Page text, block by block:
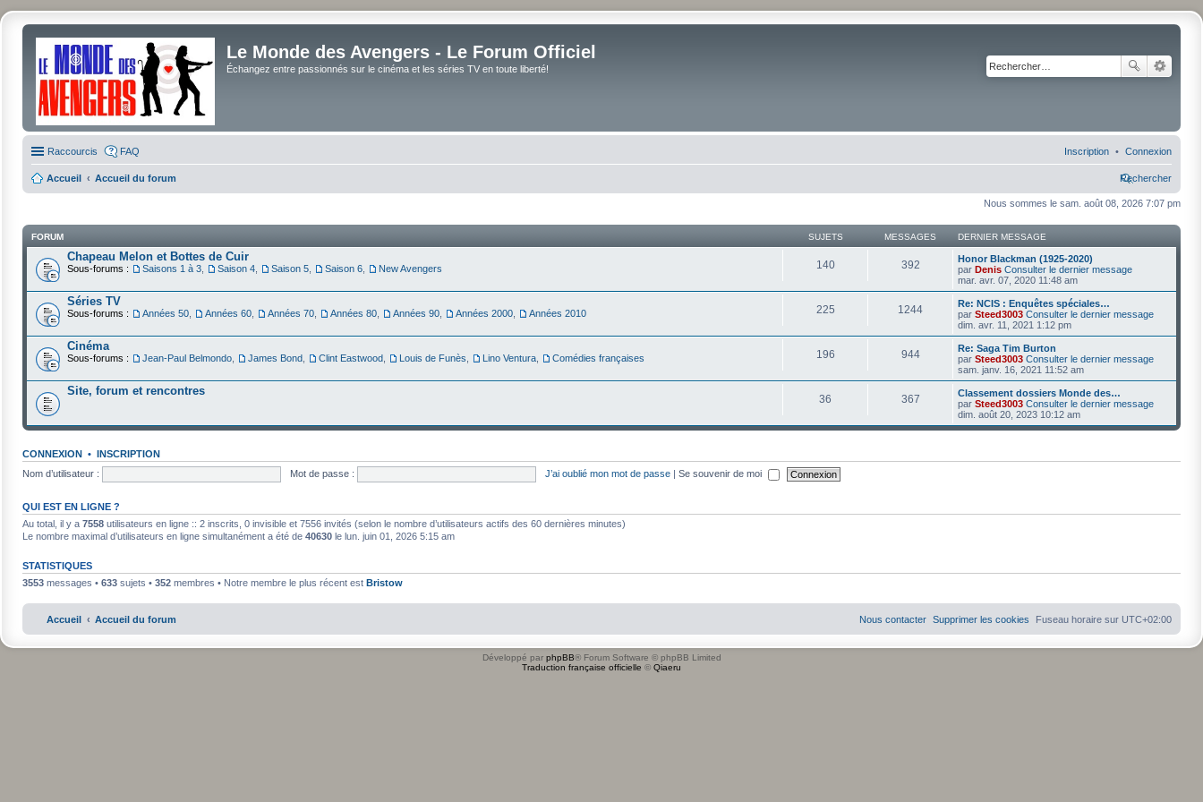
Le Monde des Avengers - Le Forum Officiel
Échangez entre passionnés sur le cinéma et les séries TV en toute liberté!
Raccourcis FAQ Connexion
Inscription
Accueil Accueil du forum Rechercher
Nous sommes le sam. août 08, 2026 7:07 pm
FORUM SUJETS MESSAGES DERNIER MESSAGE
Chapeau Melon et Bottes de Cuir
Sous-forums : Saisons 1 à 3 Saison 4 Saison 5 Saison 6 New Avengers 140 392
Honor Blackman (1925-2020)
par Denis Consulter le dernier message
mar. avr. 07, 2020 11:48 am
Séries TV
Sous-forums : Années 50 Années 60 Années 70 Années 80 Années 90 Années 2000 Années 2010 225 1244
Re: NCIS : Enquêtes spéciales…
par Steed3003 Consulter le dernier message
dim. avr. 11, 2021 1:12 pm
Cinéma
Sous-forums : Jean-Paul Belmondo James Bond Clint Eastwood Louis de Funès Lino Ventura Comédies françaises 196 944
Re: Saga Tim Burton
par Steed3003 Consulter le dernier message
sam. janv. 16, 2021 11:52 am
Site, forum et rencontres
36 367
Classement dossiers Monde des…
par Steed3003 Consulter le dernier message
dim. août 20, 2023 10:12 am
CONNEXION • INSCRIPTION
Nom d’utilisateur :
Mot de passe : J’ai oublié mon mot de passe | Se souvenir de moi
QUI EST EN LIGNE ?
Au total, il y a 7558 utilisateurs en ligne :: 2 inscrits, 0 invisible et 7556 invités (selon le nombre d’utilisateurs actifs des 60 dernières minutes)
Le nombre maximal d’utilisateurs en ligne simultanément a été de 40630 le lun. juin 01, 2026 5:15 am
STATISTIQUES
3553 messages • 633 sujets • 352 membres • Notre membre le plus récent est Bristow
Accueil Accueil du forum Fuseau horaire sur UTC+02:00
Supprimer les cookies
Nous contacter
Développé par phpBB® Forum Software © phpBB Limited
Traduction française officielle © Qiaeru